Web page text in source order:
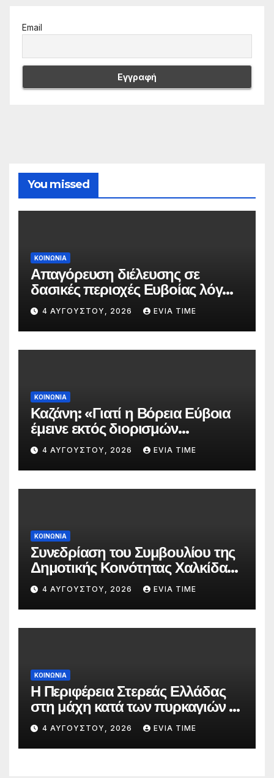
Email
You missed
ΚΟΙΝΩΝΙΑ
Απαγόρευση διέλευσης σε
δασικές περιοχές Ευβοίας λόγω
πολύ υψηλού κινδύνου
πυρκαγιάς
4 ΑΥΓΟΎΣΤΟΥ, 2026 EVIA TIME
ΚΟΙΝΩΝΙΑ
Καζάνη: «Γιατί η Βόρεια Εύβοια
έμεινε εκτός διορισμών
δασκάλων;»
4 ΑΥΓΟΎΣΤΟΥ, 2026 EVIA TIME
ΚΟΙΝΩΝΙΑ
Συνεδρίαση του Συμβουλίου της
Δημοτικής Κοινότητας Χαλκίδας
την 5 Αυγούστου
4 ΑΥΓΟΎΣΤΟΥ, 2026 EVIA TIME
ΚΟΙΝΩΝΙΑ
Η Περιφέρεια Στερεάς Ελλάδας
στη μάχη κατά των πυρκαγιών –
Δράσεις και στήριξη σε πέντε
περιφερειακές ενότητες
4 ΑΥΓΟΎΣΤΟΥ, 2026 EVIA TIME